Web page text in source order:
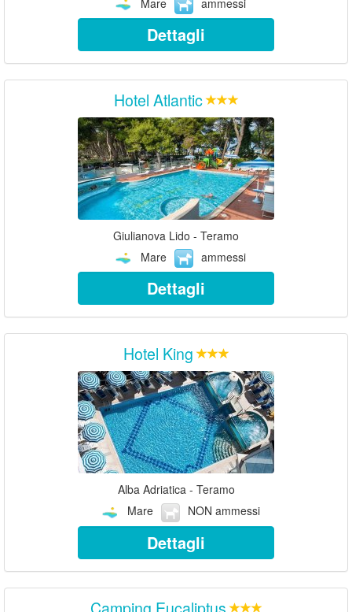
Dettagli
Hotel Atlantic
Giulianova Lido - Teramo
Mare
ammessi
Dettagli
Hotel King
Alba Adriatica - Teramo
Mare
NON ammessi
Dettagli
Camping Eucaliptus